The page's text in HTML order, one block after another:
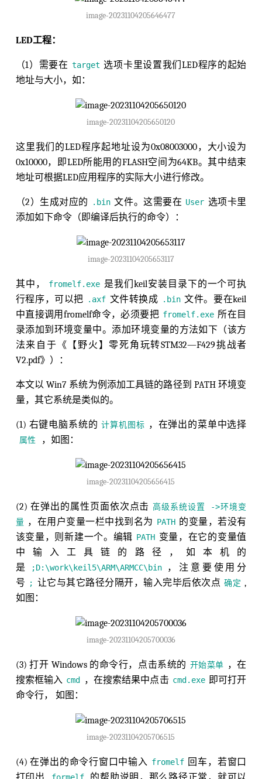
image-20231104205646477
LED工程：
（1）需要在 target 选项卡里设置我们LED程序的起始
地址与大小，如：
image-20231104205650120
这里我们的LED程序起地址设为0x08003000，大小设为
0x10000，即LED所能用的FLASH空间为64KB。其中结束
地址可根据LED应用程序的实际大小进行修改。
（2）生成对应的 .bin 文件。这需要在 User 选项卡里
添加如下命令（即编译后执行的命令）：
image-20231104205653117
其中， fromelf.exe 是我们keil安装目录下的一个可执
行程序，可以把
.axf 文件转换成 .bin 文件。要在keil
中直接调用fromelf命令，必须要把 fromelf.exe 所在目
录添加到环境变量中。添加环境变量的方法如下（该方
法来自于《【野火】零死角玩转STM32—F429挑战者
V2.pdf》）：
本文以 Win7 系统为例添加工具链的路径到 PATH 环境变
量，其它系统是类似的。
(1) 右键电脑系统的 计算机图标 ，在弹出的菜单中选择
属性 ，如图：
image-20231104205656415
(2) 在弹出的属性页面依次点击 高级系统设置 ->环境变
量 ，在用户变量一栏中找到名为 PATH 的变量，若没有
该变量，则新建一个。编辑 PATH 变量，在它的变量值
中输入工具链的路径，如本机的
是
;D:\work\keil5\ARM\ARMCC\bin
，注意要使用分
号
; 让它与其它路径分隔开，输入完毕后依次点 确定 ,
如图：
image-20231104205700036
(3) 打开 Windows 的命令行，点击系统的 开始菜单 ，在
搜索框输入 cmd ，在搜索结果中点击 cmd.exe 即可打开
命令行， 如图：
image-20231104205706515
(4) 在弹出的命令行窗口中输入 fromelf 回车，若窗口
formelf